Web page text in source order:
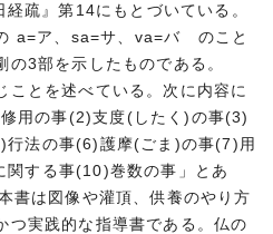
疏』第14にもとづいている。
a=ア、sa=サ、va=バ のこと
3部を示したものである。
ことを述べている。次に内容に
用の事(2)支度(したく)の事(3)
法の事(6)護摩(ごま)の事(7)用
する事(10)巻数の事」とあ
書は図像や灌頂、供養のやり方
つ実践的な指導書である。仏の